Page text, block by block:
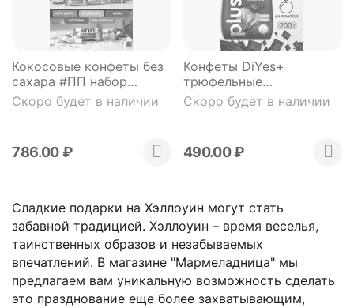
Кокосовые конфеты без
сахара #ПП набор
Ассорти (чиа, манго,
лимон) неглазированные
Скоро будет в наличии
786.00₽
Конфеты DiYes+
трюфельные
витаминизированные на
фруктозе 200 грамм /
Скоро будет в наличии
490.00₽
Сладкие подарки на Хэллоуин могут стать
забавной традицией. Хэллоуин – время веселья,
таинственных образов и незабываемых
впечатлений. В магазине "Мармеладница" мы
предлагаем вам уникальную возможность сделать
это празднование еще более захватывающим,